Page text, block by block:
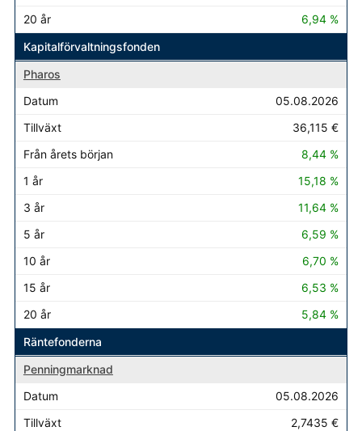
6,94 %
Kapitalförvaltningsfonden
Pharos
05.08.2026
36,115 €
8,44 %
15,18 %
11,64 %
6,59 %
6,70 %
6,53 %
5,84 %
Räntefonderna
Penningmarknad
05.08.2026
2,7435 €